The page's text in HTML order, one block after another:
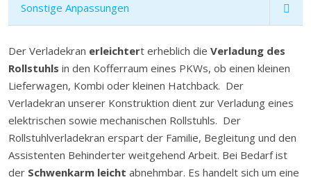
Sonstige Anpassungen
Der Verladekran erleichtert erheblich die Verladung des
Rollstuhls in den Kofferraum eines PKWs, ob einen kleinen
Lieferwagen, Kombi oder kleinen Hatchback. Der
Verladekran unserer Konstruktion dient zur Verladung eines
elektrischen sowie mechanischen Rollstuhls. Der
Rollstuhlverladekran erspart der Familie, Begleitung und den
Assistenten Behinderter weitgehend Arbeit. Bei Bedarf ist
der Schwenkarm leicht abnehmbar. Es handelt sich um eine